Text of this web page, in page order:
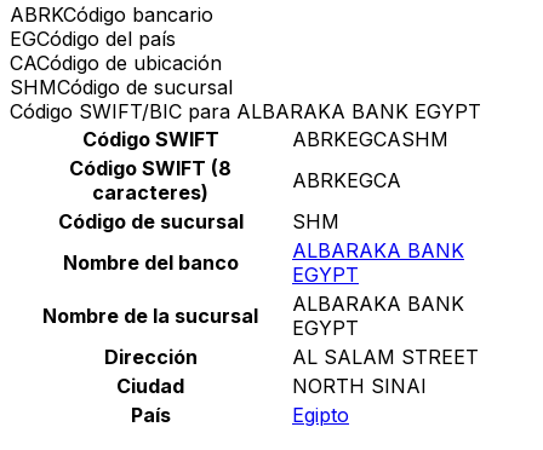
ABRKCódigo bancario
EGCódigo del país
CACódigo de ubicación
SHMCódigo de sucursal
Código SWIFT/BIC para ALBARAKA BANK EGYPT
Código SWIFT
ABRKEGCASHM
Código SWIFT (8
caracteres)
ABRKEGCA
Código de sucursal
SHM
Nombre del banco
ALBARAKA BANK
EGYPT
Nombre de la sucursal
ALBARAKA BANK
EGYPT
Dirección
AL SALAM STREET
Ciudad
NORTH SINAI
País
Egipto